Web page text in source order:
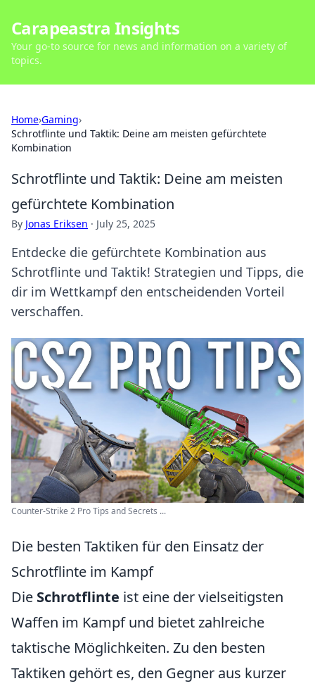
Carapeastra Insights
Your go-to source for news and information on a variety of
topics.
Home›Gaming›
Schrotflinte und Taktik: Deine am meisten gefürchtete
Kombination
Schrotflinte und Taktik: Deine am meisten
gefürchtete Kombination
By Jonas Eriksen · July 25, 2025
Entdecke die gefürchtete Kombination aus
Schrotflinte und Taktik! Strategien und Tipps, die
dir im Wettkampf den entscheidenden Vorteil
verschaffen.
Counter-Strike 2 Pro Tips and Secrets ...
Die besten Taktiken für den Einsatz der
Schrotflinte im Kampf
Die Schrotflinte ist eine der vielseitigsten
Waffen im Kampf und bietet zahlreiche
taktische Möglichkeiten. Zu den besten
Taktiken gehört es, den Gegner aus kurzer